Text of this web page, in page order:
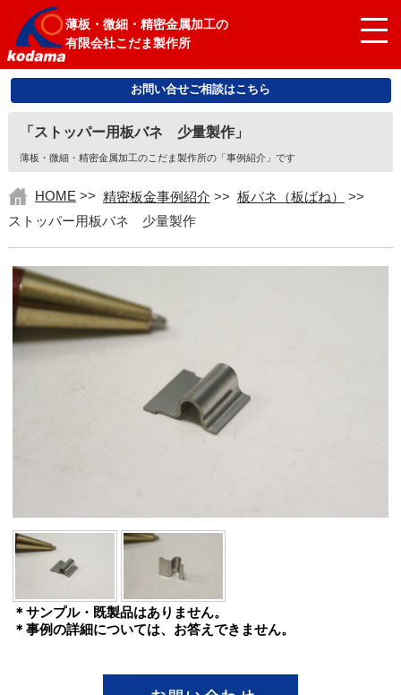
薄板・微細・精密金属加工の
有限会社こだま製作所
お問い合せご相談はこちら
「ストッパー用板バネ 少量製作」
薄板・微細・精密金属加工のこだま製作所の「事例紹介」です
HOME >> 精密板金事例紹介 >> 板バネ（板ばね）
>>
ストッパー用板バネ 少量製作
＊サンプル・既製品はありません。
＊事例の詳細については、お答えできません。